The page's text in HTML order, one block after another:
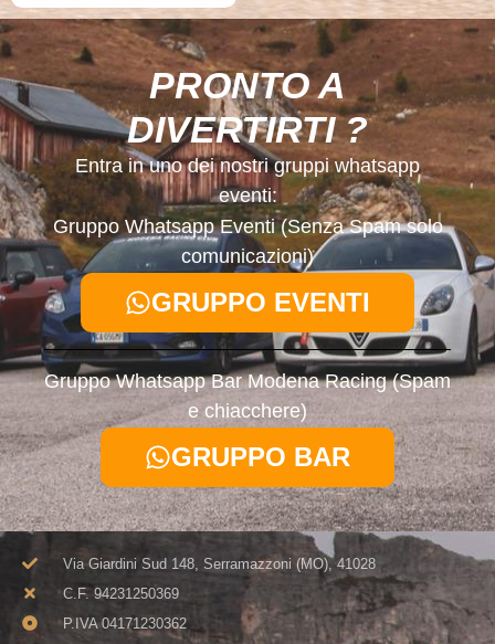
PRONTO A
DIVERTIRTI ?
Entra in uno dei nostri gruppi whatsapp
eventi:
Gruppo Whatsapp Eventi (Senza Spam solo
comunicazioni)
GRUPPO EVENTI
Gruppo Whatsapp Bar Modena Racing (Spam
e chiacchere)
GRUPPO BAR
Via Giardini Sud 148, Serramazzoni (MO), 41028
C.F. 94231250369​
P.IVA 04171230362​